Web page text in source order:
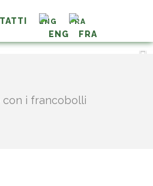
ENG FRA
con i francobolli